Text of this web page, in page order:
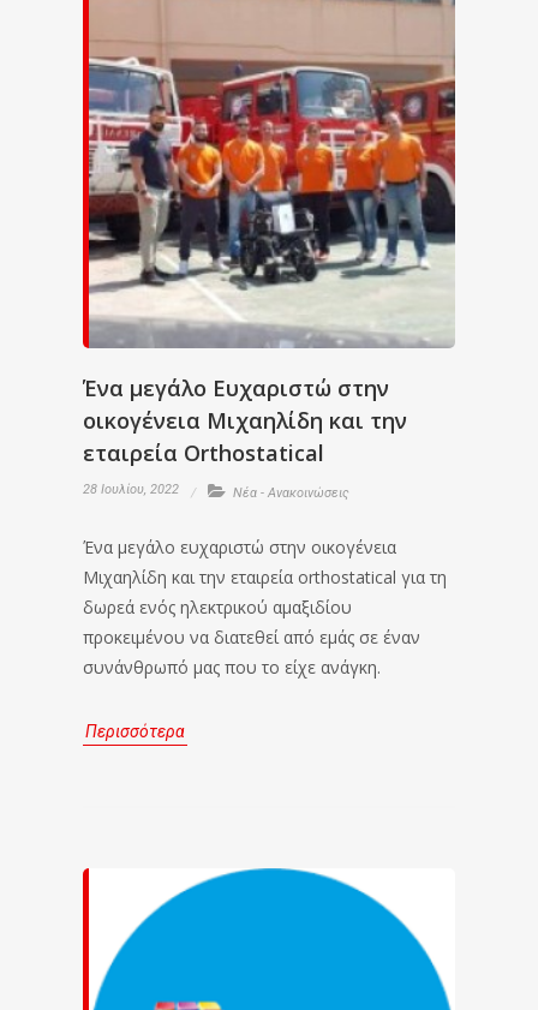
Ένα μεγάλο Ευχαριστώ στην
οικογένεια Μιχαηλίδη και την
εταιρεία Orthostatical
28 Ιουλίου, 2022 Νέα - Ανακοινώσεις
Ένα μεγάλο ευχαριστώ στην οικογένεια
Μιχαηλίδη και την εταιρεία orthostatical για τη
δωρεά ενός ηλεκτρικού αμαξιδίου
προκειμένου να διατεθεί από εμάς σε έναν
συνάνθρωπό μας που το είχε ανάγκη.
Περισσότερα